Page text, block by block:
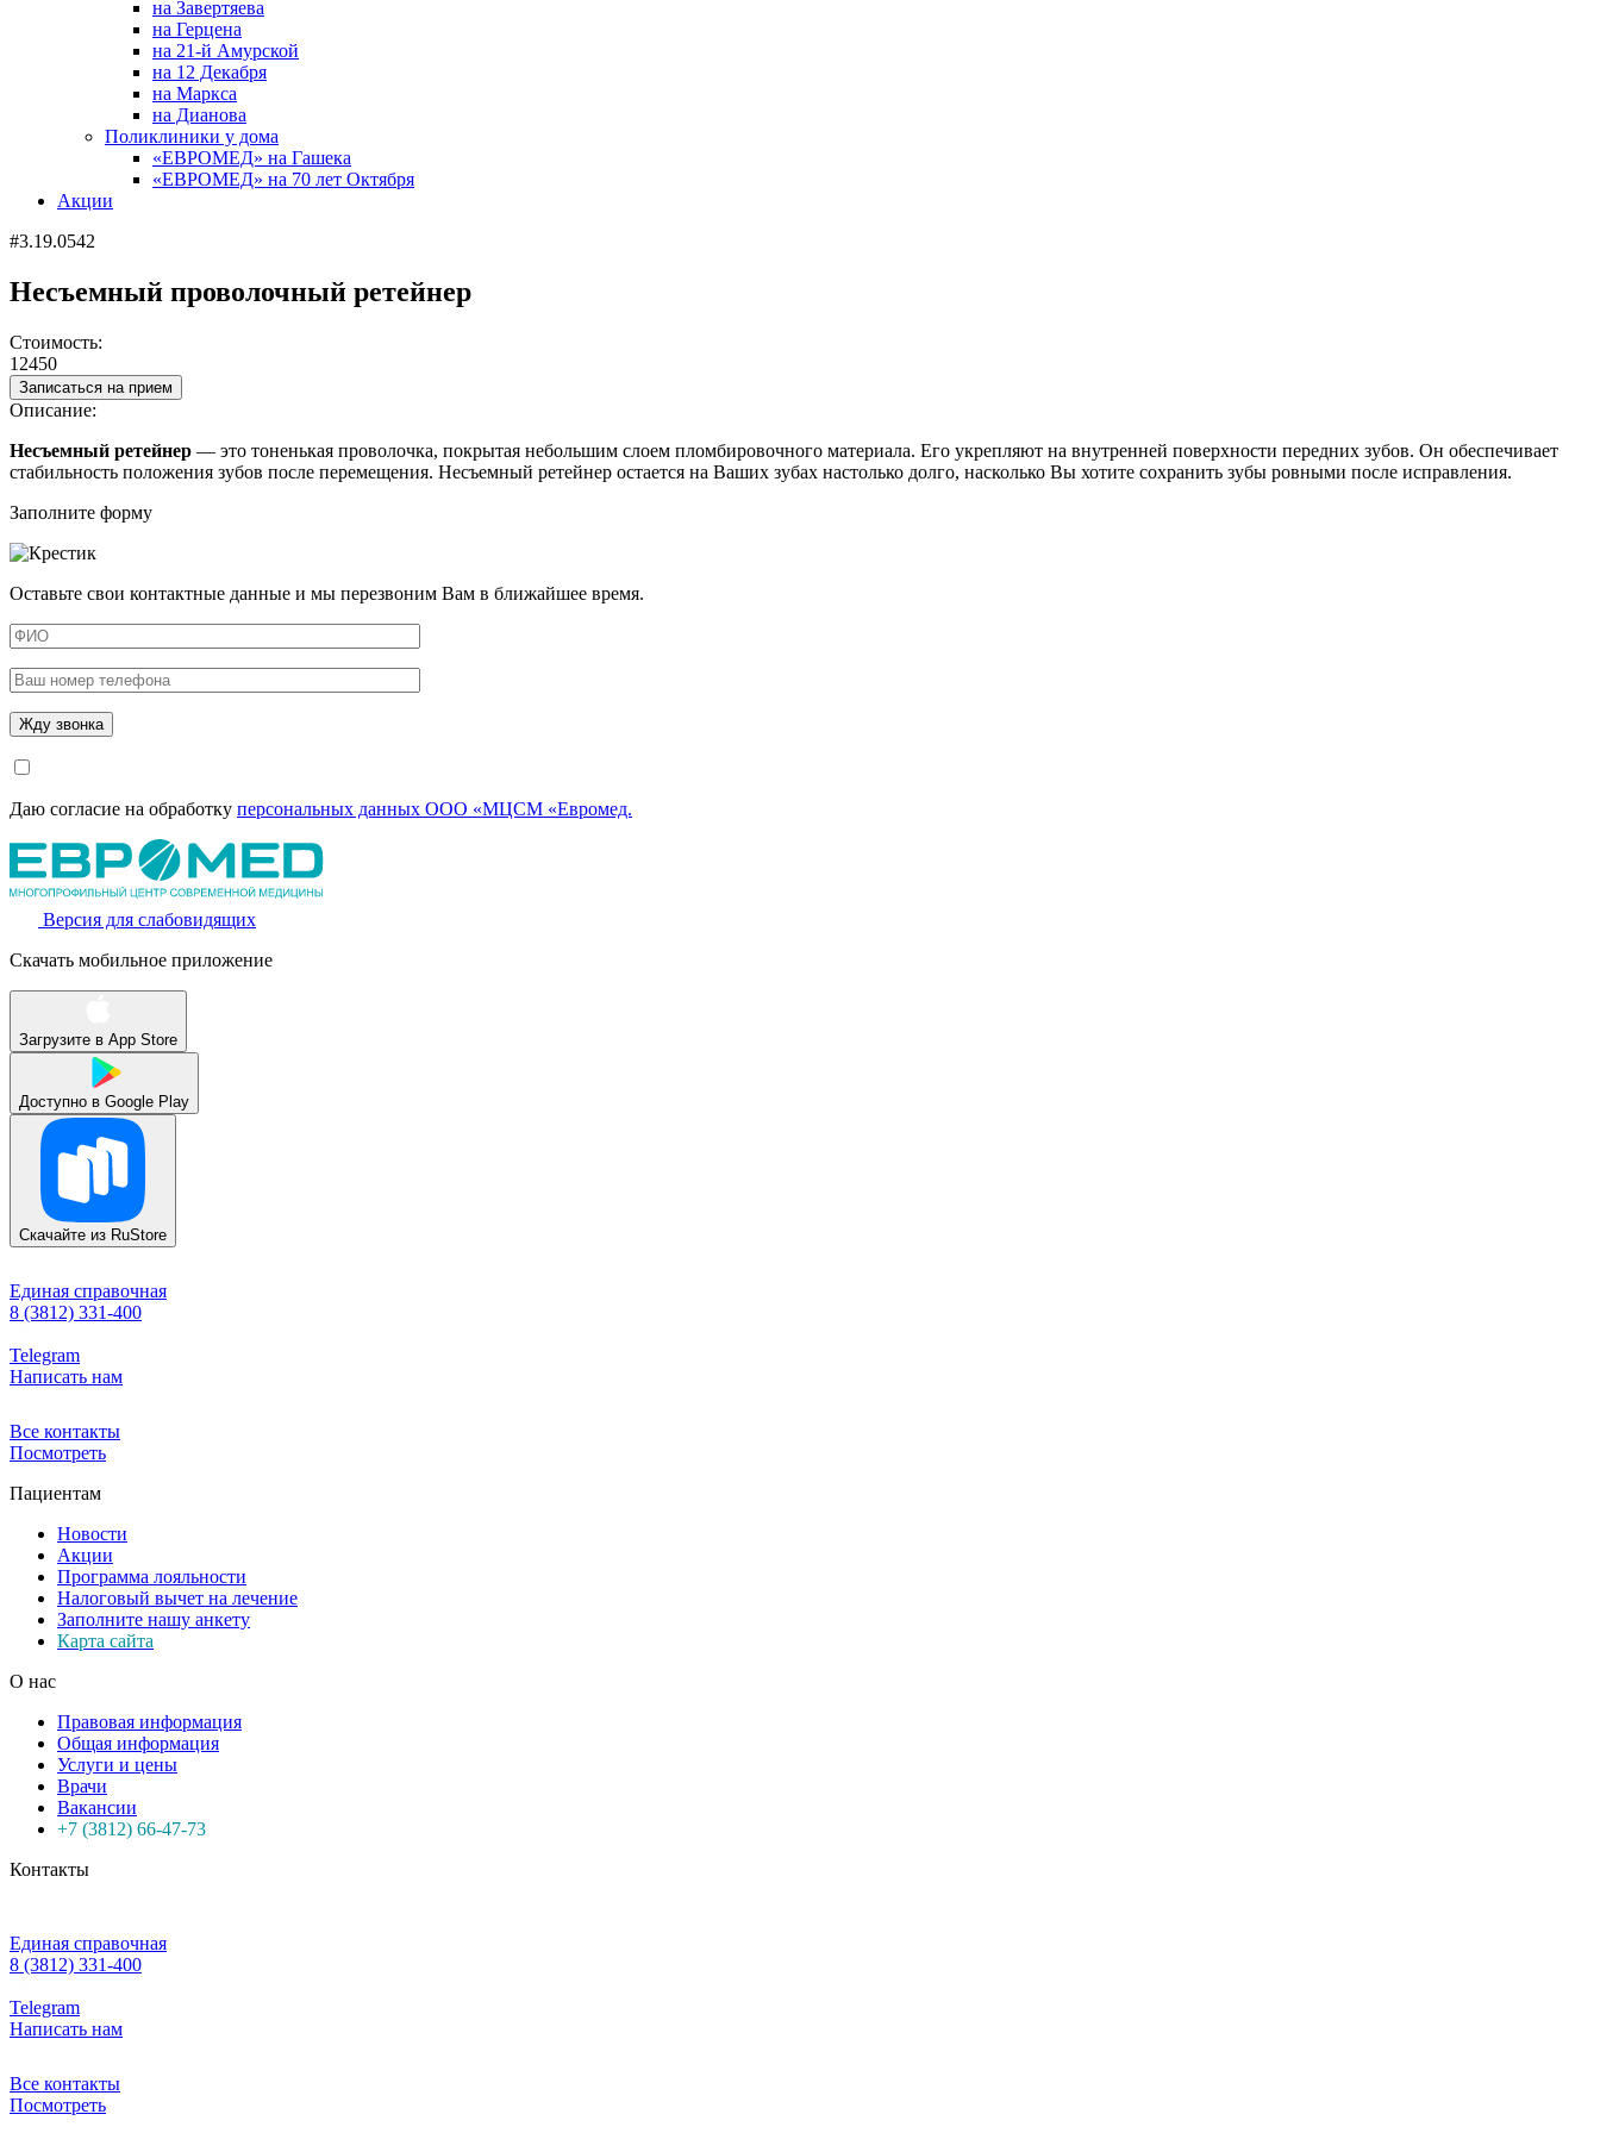
на Завертяева
на Герцена
на 21-й Амурской
на 12 Декабря
на Маркса
на Дианова
Поликлиники у дома
«ЕВРОМЕД» на Гашека
«ЕВРОМЕД» на 70 лет Октября
Акции
#3.19.0542
Несъемный проволочный ретейнер
Стоимость:
12450
Записаться на прием
Описание:
Несъемный ретейнер — это тоненькая проволочка, покрытая небольшим слоем пломбировочного материала. Его укрепляют на внутренней поверхности передних зубов. Он обеспечивает
стабильность положения зубов после перемещения. Несъемный ретейнер остается на Ваших зубах настолько долго, насколько Вы хотите сохранить зубы ровными после исправления.
Заполните форму
Оставьте свои контактные данные и мы перезвоним Вам в ближайшее время.
Даю согласие на обработку персональных данных ООО «МЦСМ «Евромед.
Версия для слабовидящих
Скачать мобильное приложение
Загрузите в App Store
Доступно в Google Play
Скачайте из RuStore
Единая справочная
8 (3812) 331-400
Telegram
Написать нам
Все контакты
Посмотреть
Пациентам
Новости
Акции
Программа лояльности
Налоговый вычет на лечение
Заполните нашу анкету
Карта сайта
О нас
Правовая информация
Общая информация
Услуги и цены
Врачи
Вакансии
+7 (3812) 66-47-73
Контакты
Единая справочная
8 (3812) 331-400
Telegram
Написать нам
Все контакты
Посмотреть